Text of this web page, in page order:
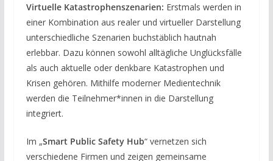
Virtuelle Katastrophenszenarien: Erstmals werden in
einer Kombination aus realer und virtueller Darstellung
unterschiedliche Szenarien buchstäblich hautnah
erlebbar. Dazu können sowohl alltägliche Unglücksfälle
als auch aktuelle oder denkbare Katastrophen und
Krisen gehören. Mithilfe moderner Medientechnik
werden die Teilnehmer*innen in die Darstellung
integriert.
Im „Smart Public Safety Hub“ vernetzen sich
verschiedene Firmen und zeigen gemeinsame